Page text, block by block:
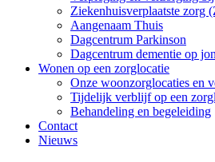
Ziekenhuisverplaatste zorg
Aangenaam Thuis
Dagcentrum Parkinson
Dagcentrum dementie op
Wonen op een zorglocatie
Onze woonzorglocaties en
Tijdelijk verblijf op een
Behandeling en begeleiding
Contact
Nieuws